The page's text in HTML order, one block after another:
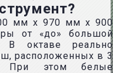
мм х 970 мм х 900
от «до» большой
В октаве реально
расположенных в 3
При этом белые